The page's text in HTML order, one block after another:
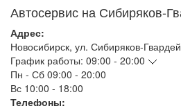
Автосервис на Сибиряков-
Адрес:
Новосибирск, ул. Сибиряков-
График работы: 09:00 - 20:00
Пн - Сб 09:00 - 20:00
Вс 10:00 - 18:00
Телефоны: